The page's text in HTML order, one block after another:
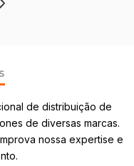
de distribuição de
de diversas marcas.
nossa expertise e